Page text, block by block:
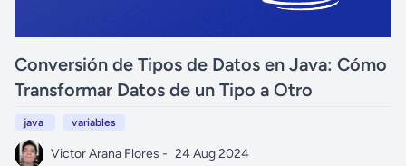
Conversión de Tipos de Datos en Java: Cómo
Transformar Datos de un Tipo a Otro
java variables
Victor Arana Flores - 24 Aug 2024